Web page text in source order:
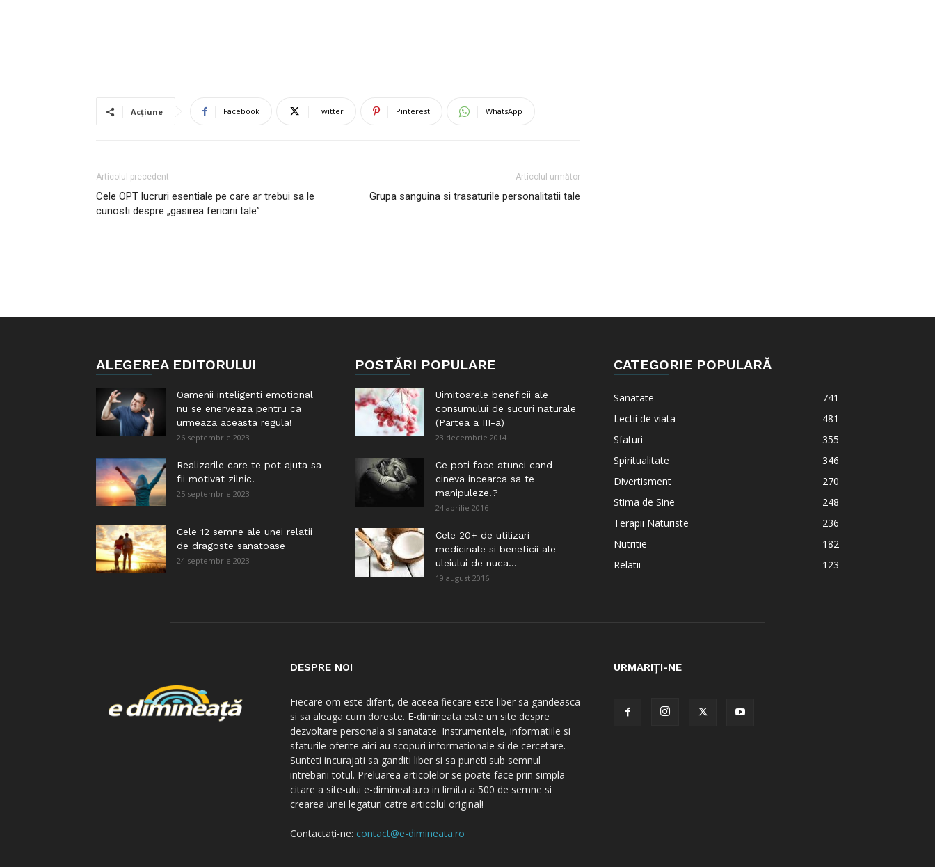
Acțiune Facebook Twitter Pinterest WhatsApp
Articolul precedent
Cele OPT lucruri esentiale pe care ar trebui sa le
cunosti despre „gasirea fericirii tale”
Articolul următor
Grupa sanguina si trasaturile personalitatii tale
ALEGEREA EDITORULUI
Oamenii inteligenti emotional
nu se enerveaza pentru ca
urmeaza aceasta regula!
26 septembrie 2023
Realizarile care te pot ajuta sa
fii motivat zilnic!
25 septembrie 2023
Cele 12 semne ale unei relatii
de dragoste sanatoase
24 septembrie 2023
POSTĂRI POPULARE
Uimitoarele beneficii ale
consumului de sucuri naturale
(Partea a III-a)
23 decembrie 2014
Ce poti face atunci cand
cineva incearca sa te
manipuleze!?
24 aprilie 2016
Cele 20+ de utilizari
medicinale si beneficii ale
uleiului de nuca...
19 august 2016
CATEGORIE POPULARĂ
Sanatate
741
Lectii de viata
481
Sfaturi
355
Spiritualitate
346
Divertisment
270
Stima de Sine
248
Terapii Naturiste
236
Nutritie
182
Relatii
123
DESPRE NOI
Fiecare om este diferit, de aceea fiecare este liber sa gandeasca
si sa aleaga cum doreste. E-dimineata este un site despre
dezvoltare personala si sanatate. Instrumentele, informatiile si
sfaturile oferite aici au scopuri informationale si de cercetare.
Sunteti incurajati sa ganditi liber si sa puneti sub semnul
intrebarii totul. Preluarea articolelor se poate face prin simpla
citare a site-ului e-dimineata.ro in limita a 500 de semne si
crearea unei legaturi catre articolul original!
Contactați-ne: contact@e-dimineata.ro
URMARIȚI-NE